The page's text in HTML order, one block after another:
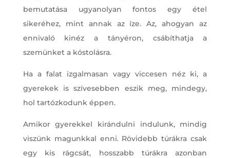
bemutatása ugyanolyan fontos egy étel
sikeréhez, mint annak az íze. Az, ahogyan az
ennivaló kinéz a tányéron, csábíthatja a
szemünket a kóstolásra.
Ha a falat izgalmasan vagy viccesen néz ki, a
gyerekek is szívesebben eszik meg, mindegy,
hol tartózkodunk éppen.
Amikor gyerekkel kirándulni indulunk, mindig
viszünk magunkkal enni. Rövidebb túrákra csak
egy kis rágcsát, hosszabb túrákra azonban